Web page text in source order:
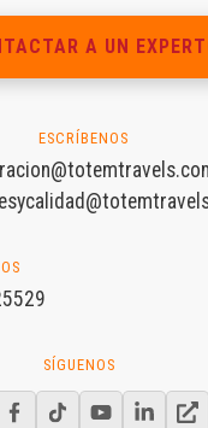
A UN
ESCRÍBENOS
SÍGUENOS